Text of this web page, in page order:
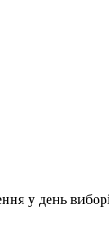
у день